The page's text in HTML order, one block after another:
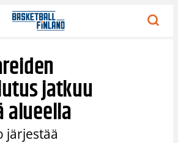
jatkuu
alueella
järjestää